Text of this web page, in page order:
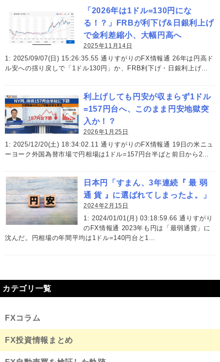
「2026年は1ドル=130円にな
る！？」FRBが利下げ&日銀利上げ
で金利差縮小、大幅円高へ
2025年11月14日
1: 2025/09/07(日) 15:26:35.55 通りすがりのFX情報通 26年は円高ド
ル安への揺り戻しで「1ドル130円」か、FRB利下げ・日銀利上げ…
利上げしても円安が収まらず1ドル
=157円台へ、このまま円安地獄突
入か！？
2026年1月25日
1: 2025/12/20(土) 18:34:02.11 通りすがりのFX情報通 19日の米ニュ
ーヨーク外国為替市場で円相場は1ドル=157円台半ばと前日から2…
日本円「すまん、3年連続『 最 弱
通 貨 』に選ばれてしまったよ。」
2024年2月15日
1: 2024/01/01(月) 03:18:59.66 通りすがり
のFX情報通 2023年も円は「最弱通貨」に
沈んだ。円相場の年間平均は1ドル=140円台と1…
カテゴリ一覧
FXコラム
FX投資情報まとめ